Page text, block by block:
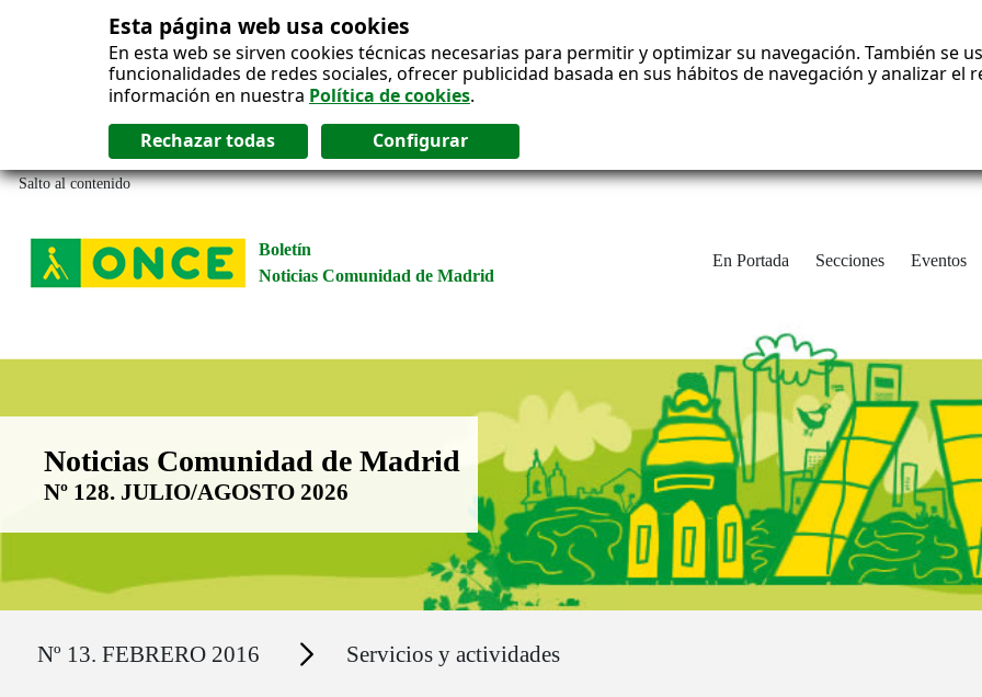
Esta página web usa cookies
En esta web se sirven cookies técnicas necesarias para permitir y optimizar su navegación. También se
funcionalidades de redes sociales, ofrecer publicidad basada en sus hábitos de navegación y analizar
información en nuestra Política de cookies.
Salto al contenido
Boletín
Noticias Comunidad de Madrid
En Portada Secciones Eventos
Boletín Noticias Comunidad de Madrid
Noticias Comunidad de Madrid
Nº 128. JULIO/AGOSTO 2026
Nº 13. FEBRERO 2016 Secciones Servicios y actividades